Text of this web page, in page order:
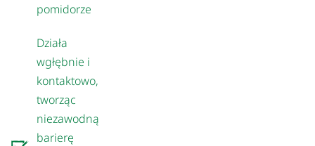
pomidorze
Działa
wgłębnie i
kontaktowo,
tworząc
niezawodną
barierę